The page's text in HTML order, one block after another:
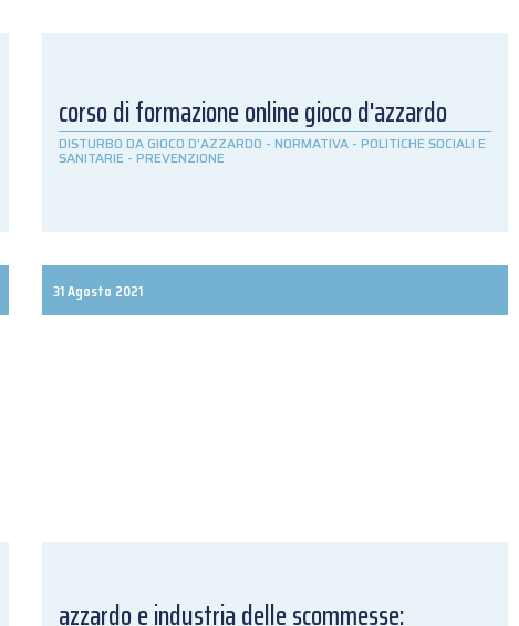
corso di formazione online gioco d'azzardo
DISTURBO DA GIOCO D'AZZARDO - NORMATIVA- POLITICHE SOCIALI E
SANITARIE - PREVENZIONE
31 Agosto 2021
azzardo e industria delle scommesse: